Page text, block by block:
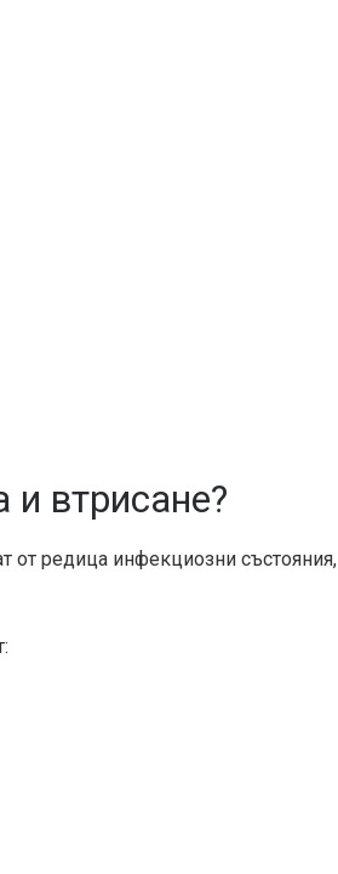
втрисане?
от редица инфекциозни състояния,